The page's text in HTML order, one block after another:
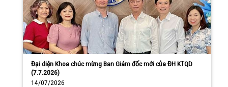
Đại diện Khoa chúc mừng Ban Giám đốc mới của ĐH KTQD
(7.7.2026)
14/07/2026